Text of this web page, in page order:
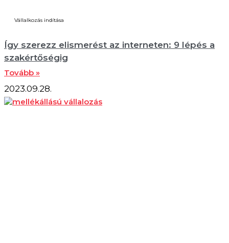
Vállalkozás indítása
Így szerezz elismerést az interneten: 9 lépés a
szakértőségig
Tovább »
2023.09.28.